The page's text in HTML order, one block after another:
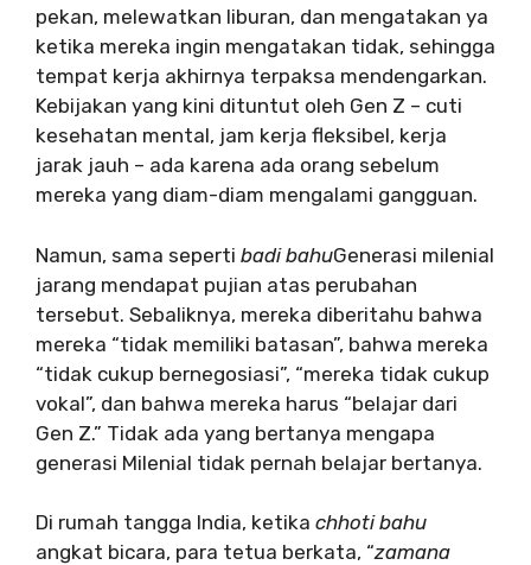
pekan, melewatkan liburan, dan mengatakan ya
ketika mereka ingin mengatakan tidak, sehingga
tempat kerja akhirnya terpaksa mendengarkan.
Kebijakan yang kini dituntut oleh Gen Z – cuti
kesehatan mental, jam kerja fleksibel, kerja
jarak jauh – ada karena ada orang sebelum
mereka yang diam-diam mengalami gangguan.
Namun, sama seperti badi bahuGenerasi milenial
jarang mendapat pujian atas perubahan
tersebut. Sebaliknya, mereka diberitahu bahwa
mereka “tidak memiliki batasan”, bahwa mereka
“tidak cukup bernegosiasi”, “mereka tidak cukup
vokal”, dan bahwa mereka harus “belajar dari
Gen Z.” Tidak ada yang bertanya mengapa
generasi Milenial tidak pernah belajar bertanya.
Di rumah tangga India, ketika chhoti bahu
angkat bicara, para tetua berkata, “zamana